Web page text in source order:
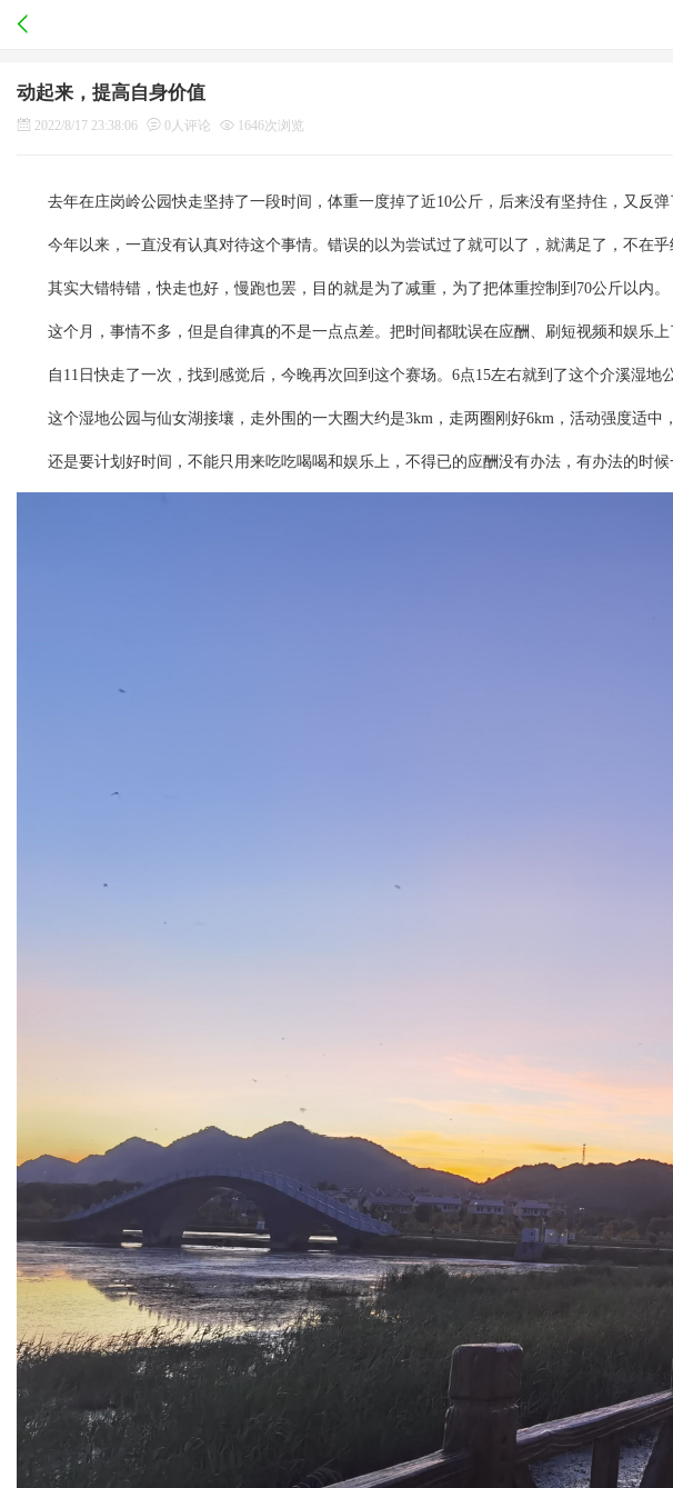
动起来，提高自身价值
2022/8/17 23:38:06 0人评论 1646次浏览
去年在庄岗岭公园快走坚持了一段时间，体重一度掉了近10公斤，后来没有坚持住，又反弹
今年以来，一直没有认真对待这个事情。错误的以为尝试过了就可以了，就满足了，不在乎
其实大错特错，快走也好，慢跑也罢，目的就是为了减重，为了把体重控制到70公斤以内。
这个月，事情不多，但是自律真的不是一点点差。把时间都耽误在应酬、刷短视频和娱乐上
自11日快走了一次，找到感觉后，今晚再次回到这个赛场。6点15左右就到了这个介溪湿
这个湿地公园与仙女湖接壤，走外围的一大圈大约是3km，走两圈刚好6km，活动强度适中
还是要计划好时间，不能只用来吃吃喝喝和娱乐上，不得已的应酬没有办法，有办法的时候